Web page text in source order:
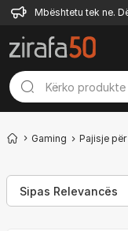
Mbështetu tek ne.
Gaming Pajisje